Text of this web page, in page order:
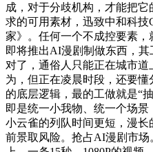
成，对于分歧机构，才能把
求的可用素材，迅致中和科技
家》。任何一个不成控要素
即将推出AI漫剧制做东西，
对了，通俗人只能正在城市
为，但正在凌晨时段，还要
的底层逻辑，最的工做就是“
即是统一小我物、统一个场景
小云雀的列队时间更短，漫
前景取风险。抢占AI漫剧市